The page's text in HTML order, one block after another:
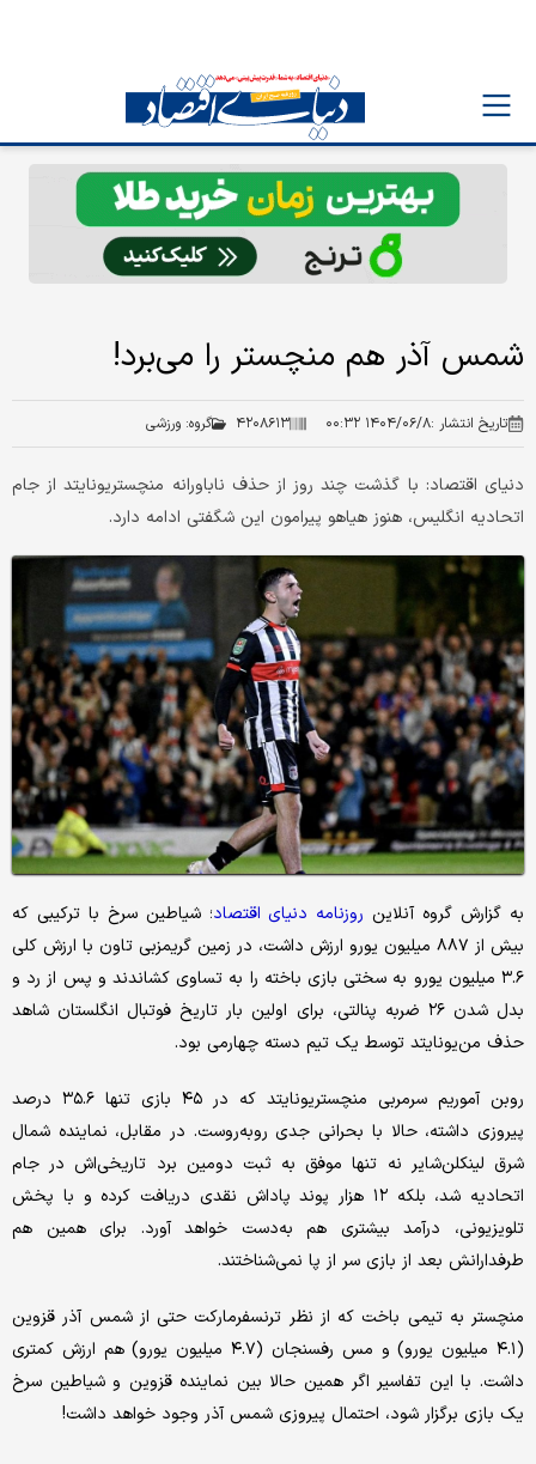
شمس آذر هم منچستر را می‌برد!
تاریخ انتشار :۱۴۰۴/۰۶/۸ ۰۰:۳۲ ۴۲۰۸۶۱۳ گروه: ورزشی
دنیای اقتصاد: با گذشت چند روز از حذف ناباورانه منچستریونایتد از جام
اتحادیه انگلیس، هنوز هیاهو پیرامون این شگفتی ادامه دارد.
به گزارش گروه آنلاین روزنامه دنیای اقتصاد؛ شیاطین سرخ با ترکیبی که
بیش از ۸۸۷ میلیون یورو ارزش داشت، در زمین گریمزبی تاون با ارزش کلی
۳.۶ میلیون یورو به سختی بازی باخته را به تساوی کشاندند و پس از رد و
بدل شدن ۲۶ ضربه پنالتی، برای اولین بار تاریخ فوتبال انگلستان شاهد
حذف من‌یونایتد توسط یک تیم دسته چهارمی بود.
روبن آموریم سرمربی منچستریونایتد که در ۴۵ بازی تنها ۳۵.۶ درصد
پیروزی داشته، حالا با بحرانی جدی روبه‌روست. در مقابل، نماینده شمال
شرق لینکلن‌شایر نه تنها موفق به ثبت دومین برد تاریخی‌اش در جام
اتحادیه شد، بلکه ۱۲ هزار پوند پاداش نقدی دریافت کرده و با پخش
تلویزیونی، درآمد بیشتری هم به‌دست خواهد آورد. برای همین هم
طرفدارانش بعد از بازی سر از پا نمی‌شناختند.
منچستر به تیمی باخت که از نظر ترنسفرمارکت حتی از شمس آذر قزوین
(۴.۱ میلیون یورو) و مس رفسنجان (۴.۷ میلیون یورو) هم ارزش کمتری
داشت. با این تفاسیر اگر همین حالا بین نماینده قزوین و شیاطین سرخ
یک بازی برگزار شود، احتمال پیروزی شمس آذر وجود خواهد داشت!